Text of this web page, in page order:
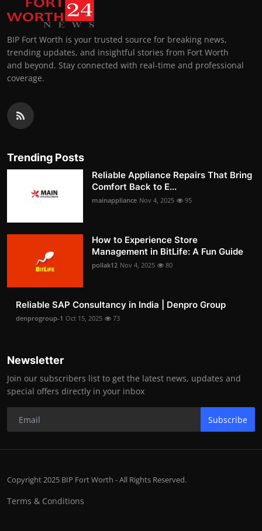
BIP Fort Worth is your trusted source for breaking news,
trending updates, and insightful stories from Fort Worth
and beyond. Stay connected with real-time and professional
coverage.
Trending Posts
Reliable Appliance Repairs That Bring
Comfort Back to E...
mainappliance Nov 4, 2025 95
How to Experience Store
Management in BitLife: A Fun Guide
pollak12 Nov 4, 2025 80
Reliable SAP Consultancy in India | Denpro Group
denprogroup-1 Oct 15, 2025 73
Newsletter
Join our subscribers list to get the latest news, updates and
special offers directly in your inbox
Subscribe
Copyright 2025 BIP Fort Worth - All Rights Reserved.
Terms & Conditions